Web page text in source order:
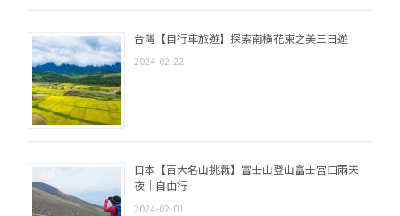
台灣【自行車旅遊】探索南橫花東之美三日遊
2024-02-22
日本【百大名山挑戰】富士山登山富士宮口兩天一
夜｜自由行
2024-02-01